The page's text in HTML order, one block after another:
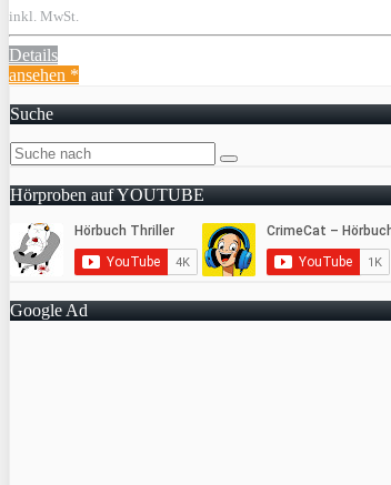
inkl. MwSt.
Details
ansehen *
Suche
Hörproben auf YOUTUBE
Google Ad